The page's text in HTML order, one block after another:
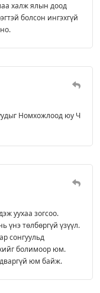
халж ялын доод
болсон ингэхгүй
Номхожлоод юу Ч
уухаа зогсоо.
үнэ төлбөргүй үзүүл.
сонгуульд
болимоор юм.
юм байж.